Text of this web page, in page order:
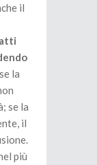
il
la
se la
il
più